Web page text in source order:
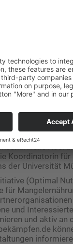
und Gesundheit
schwerkranker
(Berlin),
die
Menschen mit
während der
als das
und einer
Nur so
und Mortalität
das
lebenswichtige
Koordinatorin für
der Universität
(Optimal
für
und
und aktiv an